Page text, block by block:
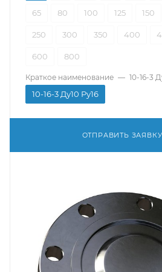
65 80 100 125 150
250 300 350 400
600 800
Краткое наименование — 10-16-3
10-16-3 Ду10 Ру16
ОТПРАВИТЬ ЗАЯВКУ